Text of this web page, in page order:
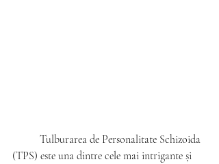
(TPS) este una dintre cele mai intrigante și